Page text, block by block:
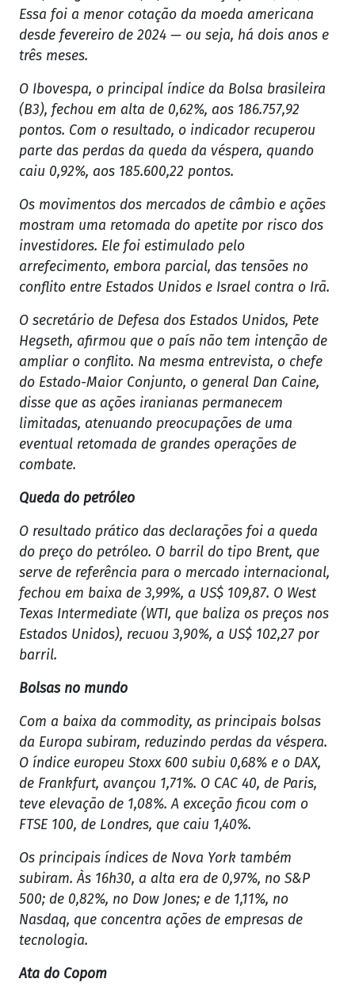
Essa foi a menor cotação da moeda americana
desde fevereiro de 2024 — ou seja, há dois anos e
três meses.
O Ibovespa, o principal índice da Bolsa brasileira
(B3), fechou em alta de 0,62%, aos 186.757,92
pontos. Com o resultado, o indicador recuperou
parte das perdas da queda da véspera, quando
caiu 0,92%, aos 185.600,22 pontos.
Os movimentos dos mercados de câmbio e ações
mostram uma retomada do apetite por risco dos
investidores. Ele foi estimulado pelo
arrefecimento, embora parcial, das tensões no
conflito entre Estados Unidos e Israel contra o Irã.
O secretário de Defesa dos Estados Unidos, Pete
Hegseth, afirmou que o país não tem intenção de
ampliar o conflito. Na mesma entrevista, o chefe
do Estado-Maior Conjunto, o general Dan Caine,
disse que as ações iranianas permanecem
limitadas, atenuando preocupações de uma
eventual retomada de grandes operações de
combate.
Queda do petróleo
O resultado prático das declarações foi a queda
do preço do petróleo. O barril do tipo Brent, que
serve de referência para o mercado internacional,
fechou em baixa de 3,99%, a US$ 109,87. O West
Texas Intermediate (WTI, que baliza os preços nos
Estados Unidos), recuou 3,90%, a US$ 102,27 por
barril.
Bolsas no mundo
Com a baixa da commodity, as principais bolsas
da Europa subiram, reduzindo perdas da véspera.
O índice europeu Stoxx 600 subiu 0,68% e o DAX,
de Frankfurt, avançou 1,71%. O CAC 40, de Paris,
teve elevação de 1,08%. A exceção ficou com o
FTSE 100, de Londres, que caiu 1,40%.
Os principais índices de Nova York também
subiram. Às 16h30, a alta era de 0,97%, no S&P
500; de 0,82%, no Dow Jones; e de 1,11%, no
Nasdaq, que concentra ações de empresas de
tecnologia.
Ata do Copom